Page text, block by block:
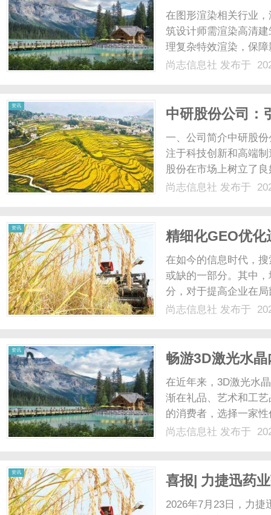
在图形渲染相关行业
筑设计师需渲染高清
理复杂特效渲染，保
质与光影细节，优化
尚志信息社 发布于
资讯
中研股份公司：
一、公司简介中研股
注于科技创新和高端
股份在市场上树立了
司致力于通过科技创
尚志信息社 发布于
资讯
精细化GEO优
在如今的信息时代，
或缺的一部分。其中
分，对于提高企业在
本文将对GEO优化运
尚志信息社 发布于
资讯
畅游3D激光水
在近年来，3D激光水
渐在礼品、艺术和工
的消费者，选择一家
是在浙江省，作为中
尚志信息社 发布于
资讯
喜报| 力捷迅药
2026年7月23日，力